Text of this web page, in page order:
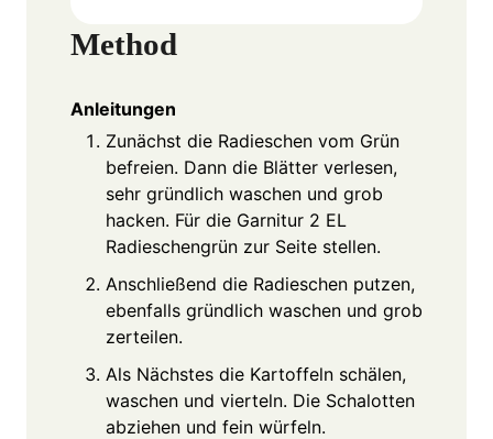
Method
Anleitungen
Zunächst die Radieschen vom Grün
befreien. Dann die Blätter verlesen,
sehr gründlich waschen und grob
hacken. Für die Garnitur 2 EL
Radieschengrün zur Seite stellen.
Anschließend die Radieschen putzen,
ebenfalls gründlich waschen und grob
zerteilen.
Als Nächstes die Kartoffeln schälen,
waschen und vierteln. Die Schalotten
abziehen und fein würfeln.